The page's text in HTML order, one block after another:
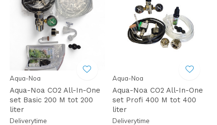
Aqua-Noa
Aqua-Noa CO2 All-In-One
set Basic 200 M tot 200
liter
Deliverytime
Aqua-Noa
Aqua-Noa CO2 All-In-One
set Profi 400 M tot 400
liter
Deliverytime